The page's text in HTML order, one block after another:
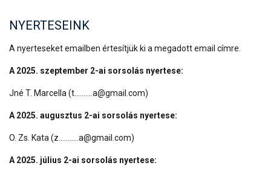
NYERTESEINK
A nyerteseket emailben értesítjük ki a megadott email címre.
A 2025. szeptember 2-ai sorsolás nyertese:
Jné T. Marcella (t..........a@gmail.com)
A 2025. augusztus 2-ai sorsolás nyertese:
O. Zs. Kata (z...........a@gmail.com)
A 2025. július 2-ai sorsolás nyertese: